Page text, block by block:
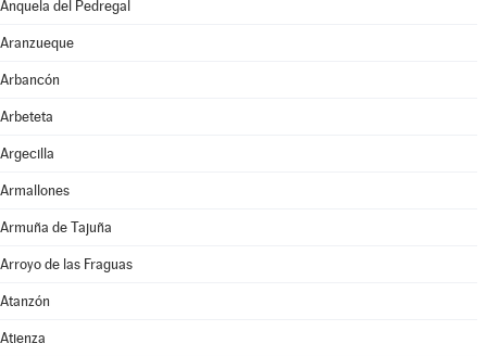
Anquela del Pedregal
Aranzueque
Arbancón
Arbeteta
Argecilla
Armallones
Armuña de Tajuña
Arroyo de las Fraguas
Atanzón
Atienza